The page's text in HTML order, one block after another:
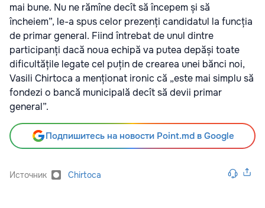
mai bune. Nu ne rămîne decît să începem și să
încheiem”, le-a spus celor prezenți candidatul la funcția
de primar general. Fiind întrebat de unul dintre
participanți dacă noua echipă va putea depăși toate
dificultățile legate cel puțin de crearea unei bănci noi,
Vasili Chirtoca a menționat ironic că „este mai simplu să
fondezi o bancă municipală decît să devii primar
general”.
Подпишитесь на новости Point.md в Google
Источник Chirtoca